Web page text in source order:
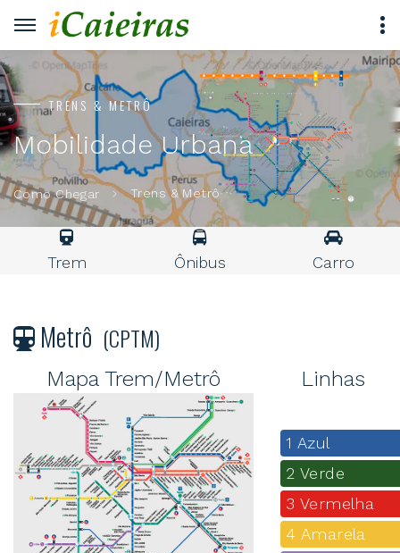
TRENS & METRÔ
Mobilidade Urbana
Como Chegar Trens & Metrô
Trem Ônibus Carro
Metrô (CPTM)
Mapa Trem/Metrô Linhas
1 Azul
2 Verde
3 Vermelha
4 Amarela